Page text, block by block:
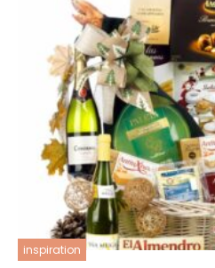
inspiration